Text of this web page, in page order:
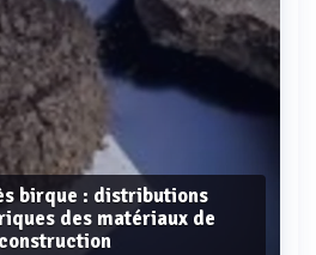
birque : distributions
des matériaux de
construction